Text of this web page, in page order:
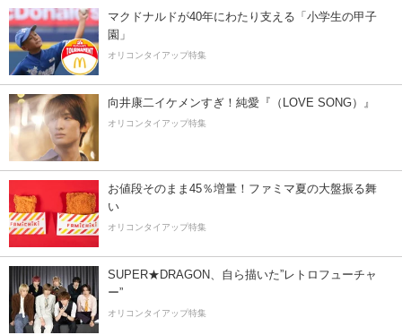
マクドナルドが40年にわたり支える「小学生の甲子
園」
オリコンタイアップ特集
向井康二イケメンすぎ！純愛『（LOVE SONG）』
オリコンタイアップ特集
お値段そのまま45％増量！ファミマ夏の大盤振る舞
い
オリコンタイアップ特集
SUPER★DRAGON、自ら描いた”レトロフューチャ
ー”
オリコンタイアップ特集